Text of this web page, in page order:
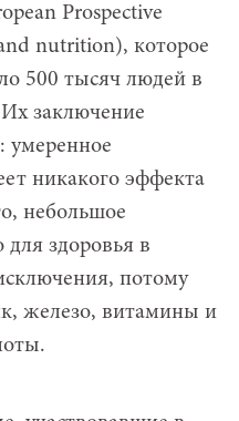
Prospective
nutrition), которое
500 тысяч людей в
Их заключение
умеренное
никакого эффекта
небольшое
для здоровья в
потому
железо, витамины и